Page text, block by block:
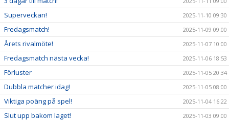
Superveckan! 2025-11-10 09:30
Fredagsmatch! 2025-11-09 09:00
Årets rivalmöte! 2025-11-07 10:00
Fredagsmatch nästa vecka! 2025-11-06 18:53
Förluster 2025-11-05 20:34
Dubbla matcher idag! 2025-11-05 08:00
Viktiga poäng på spel! 2025-11-04 16:22
Slut upp bakom laget! 2025-11-03 09:00